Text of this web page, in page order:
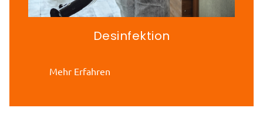
Desinfektion
Mehr Erfahren